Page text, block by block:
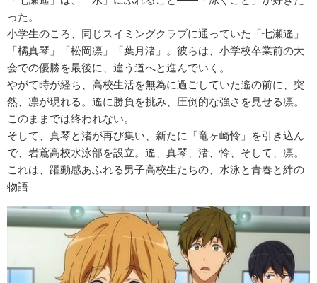
った。
小学生のころ、同じスイミングクラブに通っていた「七瀬遙」
「橘真琴」「松岡凛」「葉月渚」。彼らは、小学校卒業前の大
会での優勝を最後に、違う道へと進んでいく。
やがて時が経ち、高校生活を無為に過ごしていた遙の前に、突
然、凛が現れる。遙に勝負を挑み、圧倒的な強さを見せる凛。
このままでは終われない。
そして、真琴と渚が再び集い、新たに「竜ヶ崎怜」を引き込ん
で、岩鳶高校水泳部を設立。遙、真琴、渚、怜、そして、凛。
これは、躍動感あふれる男子高校生たちの、水泳と青春と絆の
物語――